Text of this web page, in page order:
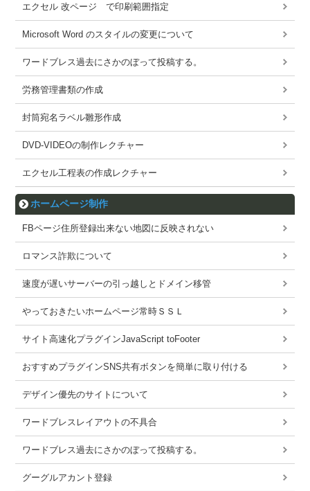
エクセル 改ページ で印刷範囲指定
Microsoft Word のスタイルの変更について
ワードブレス過去にさかのぼって投稿する。
労務管理書類の作成
封筒宛名ラベル雛形作成
DVD-VIDEOの制作レクチャー
エクセル工程表の作成レクチャー
ホームページ制作
FBページ住所登録出来ない地図に反映されない
ロマンス詐欺について
速度が遅いサーバーの引っ越しとドメイン移管
やっておきたいホームページ常時ＳＳＬ
サイト高速化プラグインJavaScript toFooter
おすすめプラグインSNS共有ボタンを簡単に取り付ける
デザイン優先のサイトについて
ワードブレスレイアウトの不具合
ワードブレス過去にさかのぼって投稿する。
グーグルアカント登録